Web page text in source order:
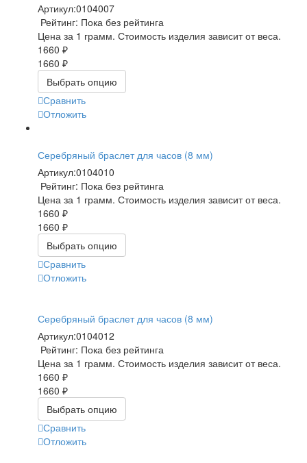
Артикул:0104007
Рейтинг: Пока без рейтинга
Цена за 1 грамм. Стоимость изделия зависит от веса.
1660 ₽
1660 ₽
Выбрать опцию
Сравнить
Отложить
Серебряный браслет для часов (8 мм)
Артикул:0104010
Рейтинг: Пока без рейтинга
Цена за 1 грамм. Стоимость изделия зависит от веса.
1660 ₽
1660 ₽
Выбрать опцию
Сравнить
Отложить
Серебряный браслет для часов (8 мм)
Артикул:0104012
Рейтинг: Пока без рейтинга
Цена за 1 грамм. Стоимость изделия зависит от веса.
1660 ₽
1660 ₽
Выбрать опцию
Сравнить
Отложить